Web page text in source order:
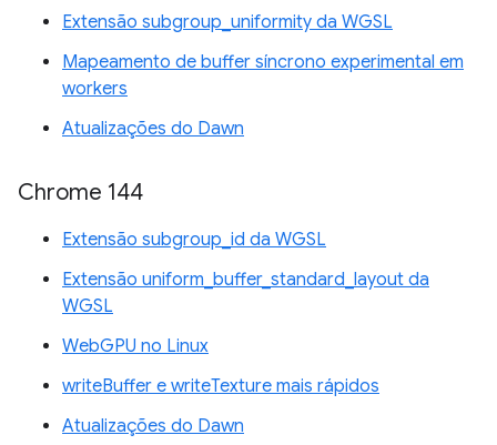
Extensão subgroup_uniformity da WGSL
Mapeamento de buffer síncrono experimental em
workers
Atualizações do Dawn
Chrome 144
Extensão subgroup_id da WGSL
Extensão uniform_buffer_standard_layout da
WGSL
WebGPU no Linux
writeBuffer e writeTexture mais rápidos
Atualizações do Dawn